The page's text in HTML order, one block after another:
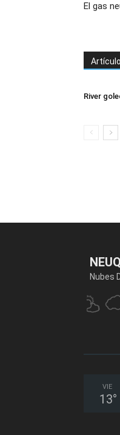
El gas
River
Nubes
VIE
13°